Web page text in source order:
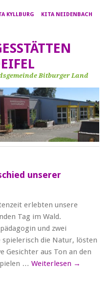
KYLLBURG KITA NEIDENBACH
Bitburger Land
unserer
erlebten unsere
Tag im Wald.
und zwei
die Natur, lösten
Gesichter aus Ton an den
… Weiterlesen →